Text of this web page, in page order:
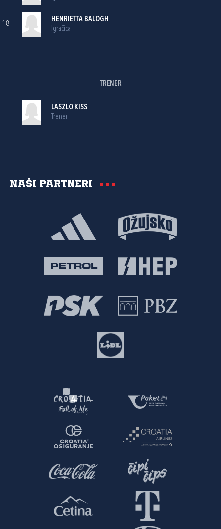
18
HENRIETTA BALOGH
Igračica
TRENER
LASZLO KISS
Trener
Naši partneri